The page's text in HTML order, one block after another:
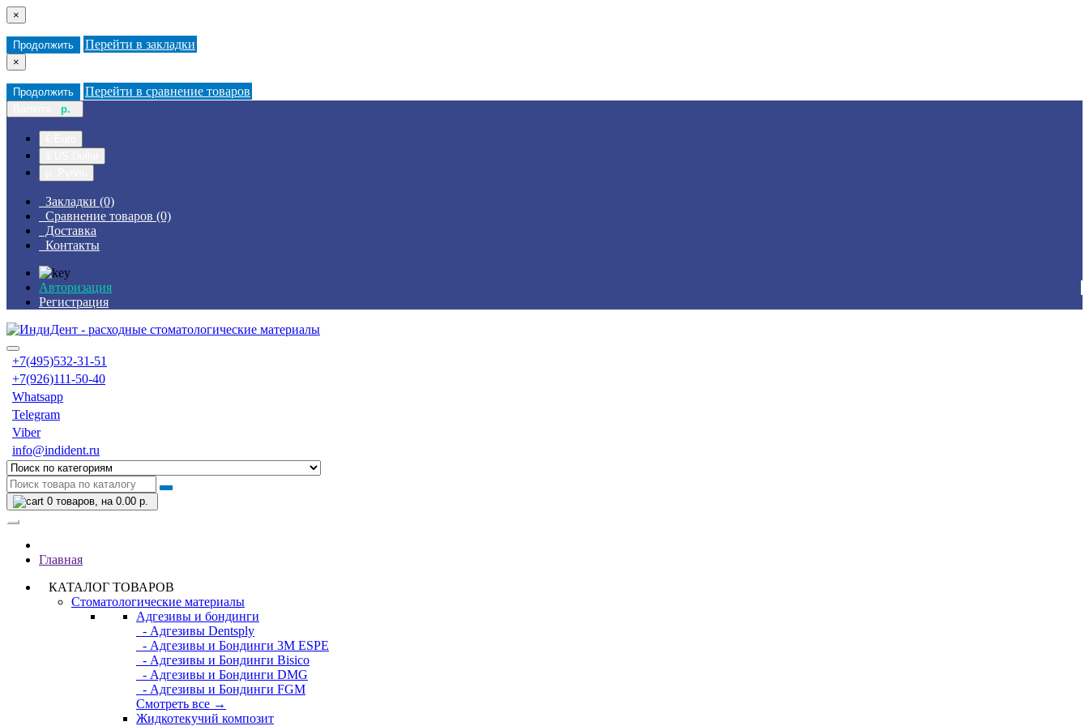
×
Продолжить Перейти в закладки
×
Продолжить Перейти в сравнение товаров
р.
Закладки (0)
Сравнение товаров (0)
Доставка
Контакты
Авторизация
Регистрация
+7(495)532-31-51
+7(926)111-50-40
Whatsapp
Telegram
Viber
info@indident.ru
0 товаров, на 0.00 р.
Главная
КАТАЛОГ ТОВАРОВ
Стоматологические материалы
Адгезивы и бондинги
- Адгезивы Dentsply
- Адгезивы и Бондинги 3M ESPE
- Адгезивы и Бондинги Bisico
- Адгезивы и Бондинги DMG
- Адгезивы и Бондинги FGM
Смотреть все →
Жидкотекучий композит